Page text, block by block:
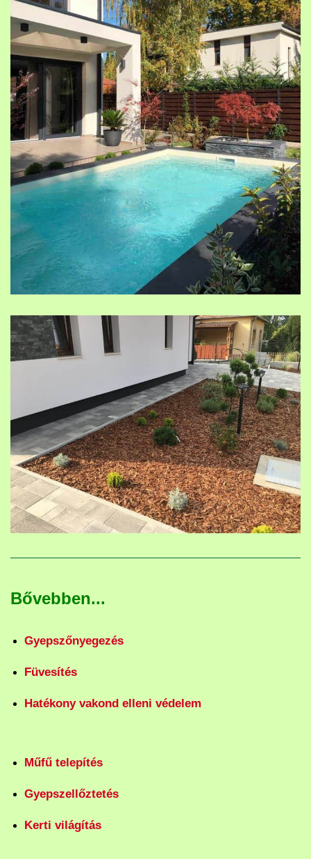
Bővebben...
Gyepszőnyegezés
Füvesítés
Hatékony vakond elleni védelem
Műfű telepítés
Gyepszellőztetés
Kerti világítás